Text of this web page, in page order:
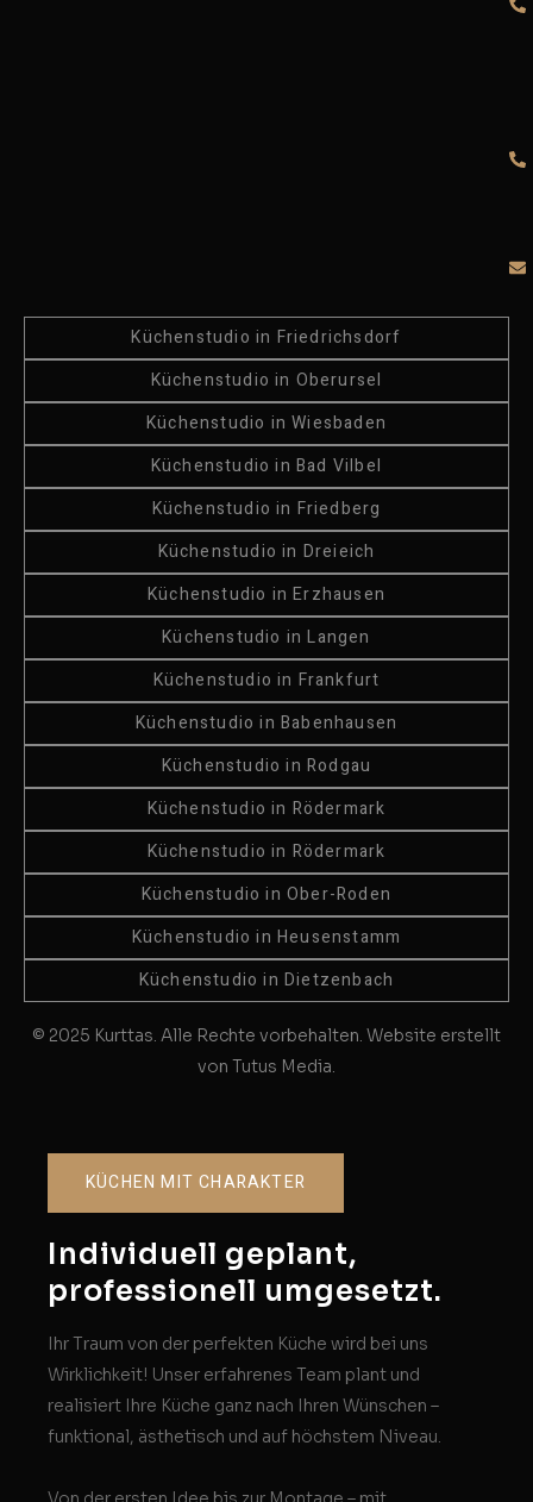
Küchenstudio in Friedrichsdorf
Küchenstudio in Oberursel
Küchenstudio in Wiesbaden
Küchenstudio in Bad Vilbel
Küchenstudio in Friedberg
Küchenstudio in Dreieich
Küchenstudio in Erzhausen
Küchenstudio in Langen
Küchenstudio in Frankfurt
Küchenstudio in Babenhausen
Küchenstudio in Rodgau
Küchenstudio in Rödermark
Küchenstudio in Rödermark
Küchenstudio in Ober-Roden
Küchenstudio in Heusenstamm
Küchenstudio in Dietzenbach
© 2025 Kurttas. Alle Rechte vorbehalten. Website erstellt
von Tutus Media.
KÜCHEN MIT CHARAKTER
Individuell geplant,
professionell umgesetzt.
Ihr Traum von der perfekten Küche wird bei uns
Wirklichkeit! Unser erfahrenes Team plant und
realisiert Ihre Küche ganz nach Ihren Wünschen –
funktional, ästhetisch und auf höchstem Niveau.